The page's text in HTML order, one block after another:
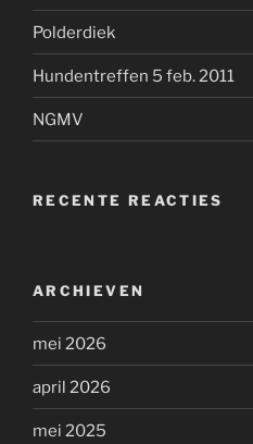
Polderdiek
Hundentreffen 5 feb. 2011
NGMV
RECENTE REACTIES
ARCHIEVEN
mei 2026
april 2026
mei 2025